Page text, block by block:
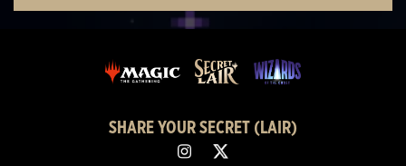
SHARE YOUR SECRET (LAIR)